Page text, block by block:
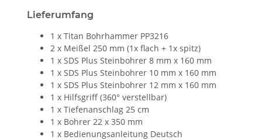
Lieferumfang
1 x Titan Bohrhammer PP3216
2 x Meißel 250 mm (1x flach + 1x spitz)
1 x SDS Plus Steinbohrer 8 mm x 160 mm
1 x SDS Plus Steinbohrer 10 mm x 160 mm
1 x SDS Plus Steinbohrer 12 mm x 160 mm
1 x Hilfsgriff (360° verstellbar)
1 x Tiefenanschlag 25 cm
1 x Bohrer 22 x 350 mm
1 x Bedienungsanleitung Deutsch